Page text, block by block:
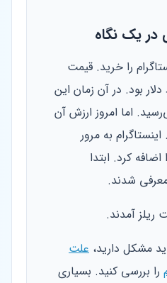
در یک نگاه
اینستاگرام را خرید. قیمت
بود. در آن زمان این
اما امروز ارزش آن
به مرور
کرد. ابتدا
مشکل دارید، علت
را بررسی کنید. بسیاری